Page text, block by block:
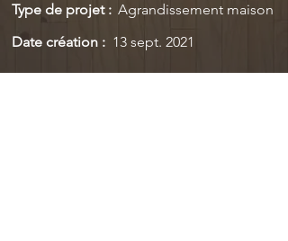
Type de projet : Agrandissement maison
Date création : 13 sept. 2021